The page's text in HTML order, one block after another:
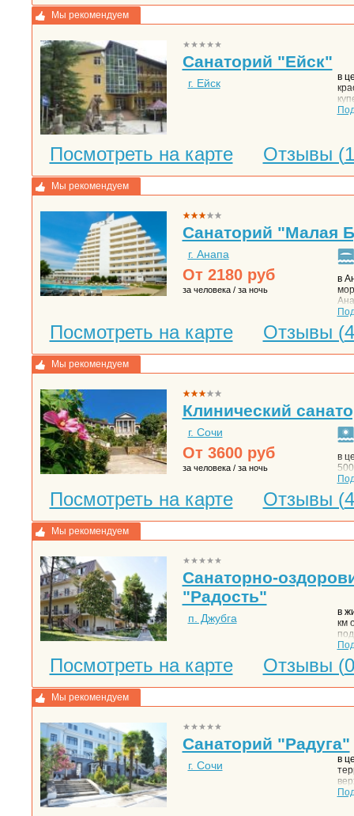
Мы рекомендуем
Санаторий "Ейск"
г. Ейск
в
Посмотреть на карте Отзывы (
Мы рекомендуем
Санаторий "Малая
г. Анапа
От 2180руб
за человека / за ночь
в
Посмотреть на карте Отзывы (4
Мы рекомендуем
Клинический
г. Сочи
От 3600руб
за человека / за ночь
в
Посмотреть на карте Отзывы (4
Мы рекомендуем
Санаторно-
"Радость"
п. Джубга
в
км
Посмотреть на карте Отзывы (0
Мы рекомендуем
Санаторий "Радуга"
г. Сочи
в